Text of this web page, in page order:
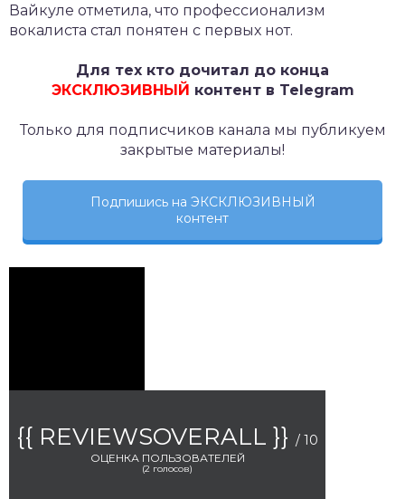
Вайкуле отметила, что профессионализм
вокалиста стал понятен с первых нот.
Для тех кто дочитал до конца
ЭКСКЛЮЗИВНЫЙ контент в Telegram
Только для подписчиков канала мы публикуем
закрытые материалы!
Подпишись на ЭКСКЛЮЗИВНЫЙ
контент
{{ REVIEWSOVERALL }} / 10
ОЦЕНКА ПОЛЬЗОВАТЕЛЕЙ
(2 голосов)